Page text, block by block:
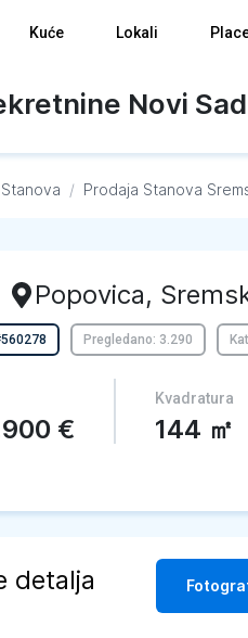
Kuće Lokali
Novi Sad
/ Prodaja Stanova
Popovica,
Pregledano: 3.290
€
Kvadratura
144 ㎡
detalja